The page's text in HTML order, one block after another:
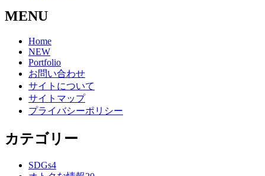
MENU
Home
NEW
Portfolio
お問い合わせ
サイトについて
サイトマップ
プライバシーポリシー
カテゴリー
SDGs4